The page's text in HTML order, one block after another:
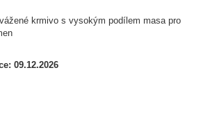
krmivo s vysokým podílem masa pro
09.12.2026